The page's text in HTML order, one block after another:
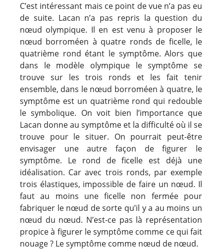
C’est intéressant mais ce point de vue n’a pas eu
de suite. Lacan n’a pas repris la question du
nœud olympique. Il en est venu à proposer le
nœud borroméen à quatre ronds de ficelle, le
quatrième rond étant le symptôme. Alors que
dans le modèle olympique le symptôme se
trouve sur les trois ronds et les fait tenir
ensemble, dans le nœud borroméen à quatre, le
symptôme est un quatrième rond qui redouble
le symbolique. On voit bien l’importance que
Lacan donne au symptôme et la difficulté où il se
trouve pour le situer. On pourrait peut-être
envisager une autre façon de figurer le
symptôme. Le rond de ficelle est déjà une
idéalisation. Car avec trois ronds, par exemple
trois élastiques, impossible de faire un nœud. Il
faut au moins une ficelle non fermée pour
fabriquer le nœud de sorte qu’il y a au moins un
nœud du nœud. N’est-ce pas là représentation
propice à figurer le symptôme comme ce qui fait
nouage ? Le symptôme comme nœud de nœud.